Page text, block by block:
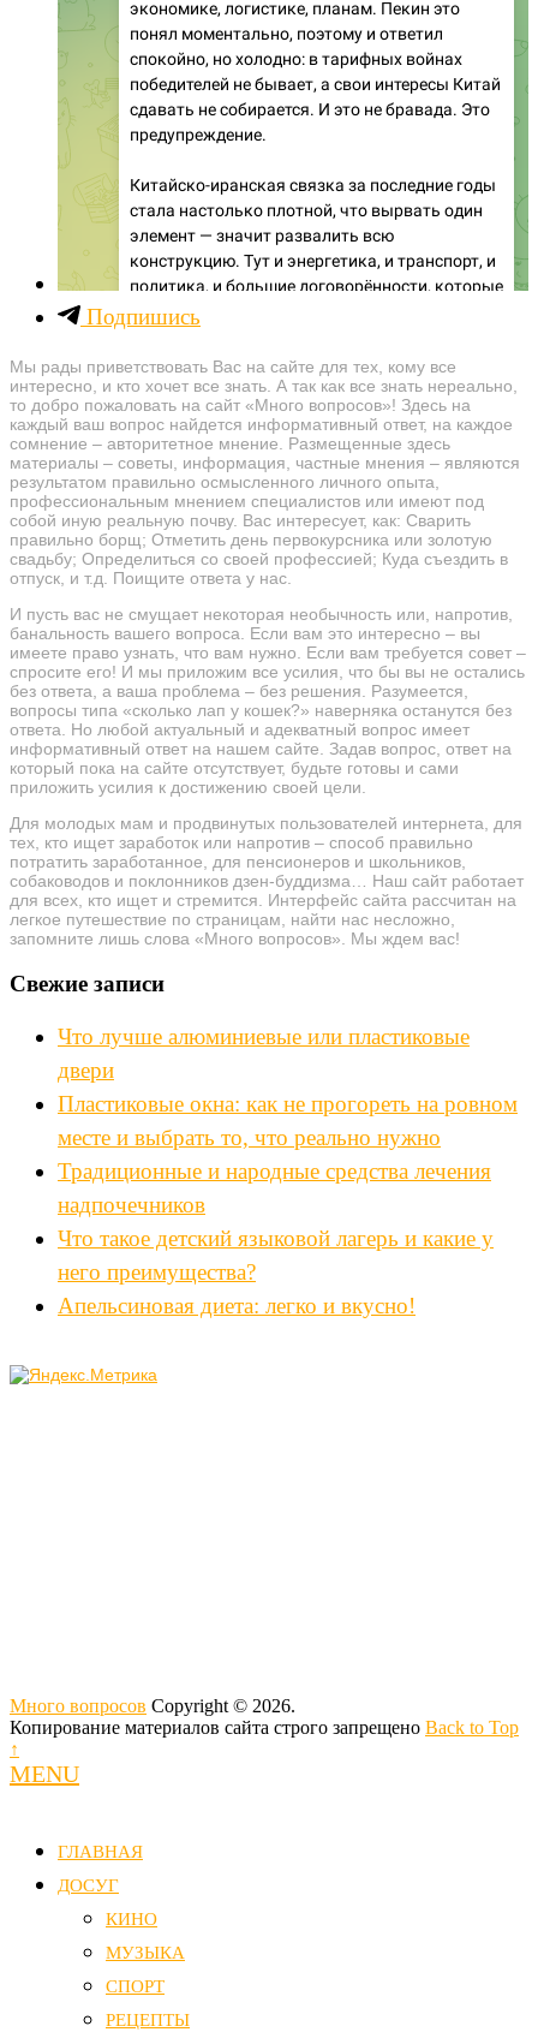
Подпишись
Мы рады приветствовать Вас на сайте для тех, кому все
интересно, и кто хочет все знать. А так как все знать нереально,
то добро пожаловать на сайт «Много вопросов»! Здесь на
каждый ваш вопрос найдется информативный ответ, на каждое
сомнение – авторитетное мнение. Размещенные здесь
материалы – советы, информация, частные мнения – являются
результатом правильно осмысленного личного опыта,
профессиональным мнением специалистов или имеют под
собой иную реальную почву. Вас интересует, как: Сварить
правильно борщ; Отметить день первокурсника или золотую
свадьбу; Определиться со своей профессией; Куда съездить в
отпуск, и т.д. Поищите ответа у нас.
И пусть вас не смущает некоторая необычность или, напротив,
банальность вашего вопроса. Если вам это интересно – вы
имеете право узнать, что вам нужно. Если вам требуется совет –
спросите его! И мы приложим все усилия, что бы вы не остались
без ответа, а ваша проблема – без решения. Разумеется,
вопросы типа «сколько лап у кошек?» наверняка останутся без
ответа. Но любой актуальный и адекватный вопрос имеет
информативный ответ на нашем сайте. Задав вопрос, ответ на
который пока на сайте отсутствует, будьте готовы и сами
приложить усилия к достижению своей цели.
Для молодых мам и продвинутых пользователей интернета, для
тех, кто ищет заработок или напротив – способ правильно
потратить заработанное, для пенсионеров и школьников,
собаководов и поклонников дзен-буддизма… Наш сайт работает
для всех, кто ищет и стремится. Интерфейс сайта рассчитан на
легкое путешествие по страницам, найти нас несложно,
запомните лишь слова «Много вопросов». Мы ждем вас!
Свежие записи
Что лучше алюминиевые или пластиковые
двери
Пластиковые окна: как не прогореть на ровном
месте и выбрать то, что реально нужно
Традиционные и народные средства лечения
надпочечников
Что такое детский языковой лагерь и какие у
него преимущества?
Апельсиновая диета: легко и вкусно!
Много вопросов Copyright © 2026.
Копирование материалов сайта строго запрещено Back to Top
↑
MENU
ГЛАВНАЯ
ДОСУГ
КИНО
МУЗЫКА
СПОРТ
РЕЦЕПТЫ